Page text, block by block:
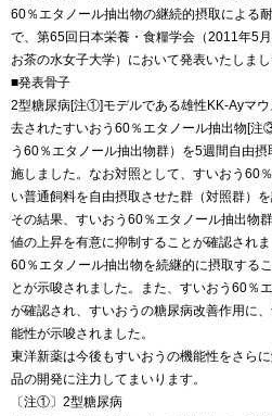
60％エタノール抽出物の継続的摂取による
で、第65回日本栄養・食糧学会（2011年5
お茶の水女子大学）において発表いたしまし
■発表骨子
2型糖尿病[注①]モデルである雄性KK-Ayマ
去されたすいおう60％エタノール抽出物[
う60％エタノール抽出物群）を5週間自由
施しました。なお対照として、すいおう60
い普通飼料を自由摂取させた群（対照群）を
その結果、すいおう60％エタノール抽出物
値の上昇を有意に抑制することが確認され
60％エタノール抽出物を続継的に摂取する
とが示唆されました。また、すいおう60％
が確認され、すいおうの糖尿病改善作用に
能性が示唆されました。
東洋新薬は今後もすいおうの機能性をさら
品の開発に注力してまいります。
〔注①〕2型糖尿病